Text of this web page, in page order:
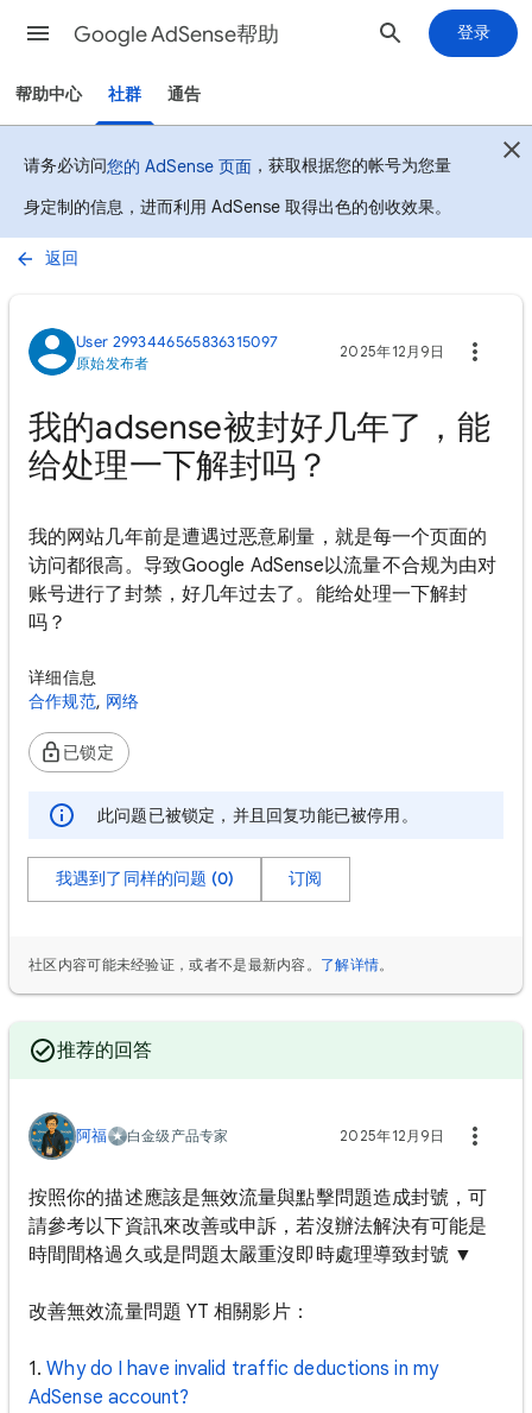
Google AdSense帮助 登录
帮助中心 社群 通告
请务必访问您的 AdSense 页面 ，获取根据您的帐号为您量
身定制的信息，进而利用 AdSense 取得出色的创收效果。
返回
User 2993446565836315097
原始发布者
2025年12月9日
我的adsense被封好几年了，能
给处理一下解封吗？
我的网站几年前是遭遇过恶意刷量，就是每一个页面的
访问都很高。导致Google AdSense以流量不合规为由对
账号进行了封禁，好几年过去了。能给处理一下解封
吗？
详细信息
合作规范, 网络
已锁定
此问题已被锁定，并且回复功能已被停用。
我遇到了同样的问题 (0) 订阅
社区内容可能未经验证，或者不是最新内容。 了解详情。
推荐的回答
阿福 白金级产品专家 2025年12月9日
按照你的描述應該是無效流量與點擊問題造成封號，可
請參考以下資訊來改善或申訴，若沒辦法解決有可能是
時間間格過久或是問題太嚴重沒即時處理導致封號 ▼
改善無效流量問題 YT 相關影片：
1.Why do I have invalid traffic deductions in my
AdSense account?